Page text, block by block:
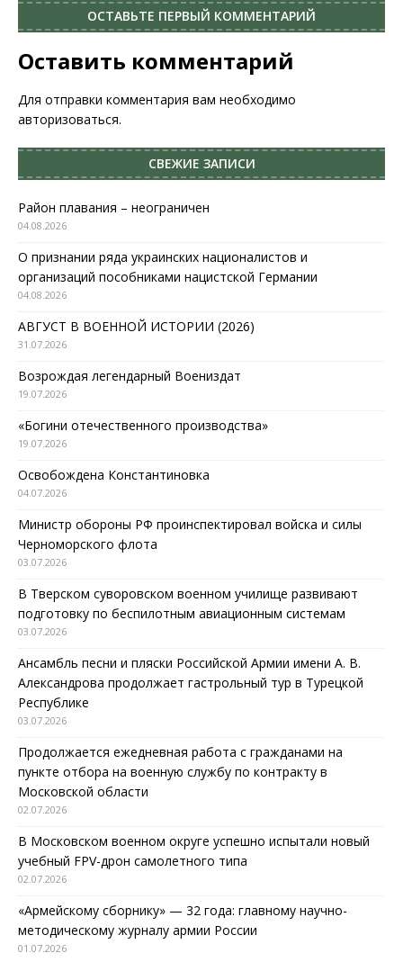
ОСТАВЬТЕ ПЕРВЫЙ КОММЕНТАРИЙ
Оставить комментарий
Для отправки комментария вам необходимо
авторизоваться.
СВЕЖИЕ ЗАПИСИ
Район плавания – неограничен
04.08.2026
О признании ряда украинских националистов и
организаций пособниками нацистской Германии
04.08.2026
АВГУСТ В ВОЕННОЙ ИСТОРИИ (2026)
31.07.2026
Возрождая легендарный Воениздат
19.07.2026
«Богини отечественного производства»
19.07.2026
Освобождена Константиновка
04.07.2026
Министр обороны РФ проинспектировал войска и силы
Черноморского флота
03.07.2026
В Тверском суворовском военном училище развивают
подготовку по беспилотным авиационным системам
03.07.2026
Ансамбль песни и пляски Российской Армии имени А. В.
Александрова продолжает гастрольный тур в Турецкой
Республике
03.07.2026
Продолжается ежедневная работа с гражданами на
пункте отбора на военную службу по контракту в
Московской области
02.07.2026
В Московском военном округе успешно испытали новый
учебный FPV-дрон самолетного типа
02.07.2026
«Армейскому сборнику» — 32 года: главному научно-
методическому журналу армии России
01.07.2026